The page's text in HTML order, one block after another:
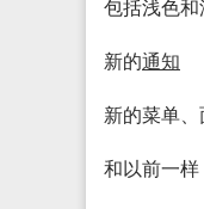
包括浅色
新的通知
新的菜单、
和以前一